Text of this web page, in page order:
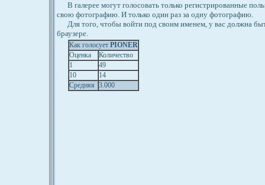
В галерее могут голосовать только регистрированные
свою фотографию. И только один раз за одну фотографию.
Для того, чтобы войти под своим именем, у вас должна
браузере.
Как голосует PIONER
Оценка
Количество
1
49
10
14
Средняя 3.000